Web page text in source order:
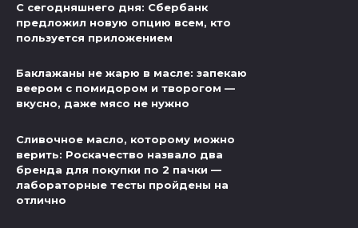
С сегодняшнего дня: Сбербанк
предложил новую опцию всем, кто
пользуется приложением
Баклажаны не жарю в масле: запекаю
веером с помидором и творогом —
вкусно, даже мясо не нужно
Сливочное масло, которому можно
верить: Роскачество назвало два
бренда для покупки по 2 пачки —
лабораторные тесты пройдены на
отлично